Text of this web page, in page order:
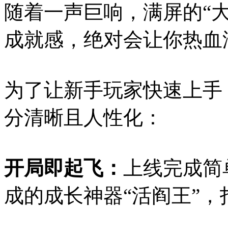
随着一声巨响，满屏的“
成就感，绝对会让你热
为了让新手玩家快速上
分清晰且人性化：
开局即起飞：
上线完成
成的成长神器“活阎王”